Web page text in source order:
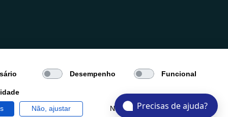
Precisas de ajuda?
Desempenho Funcional
Não, ajustar Negar